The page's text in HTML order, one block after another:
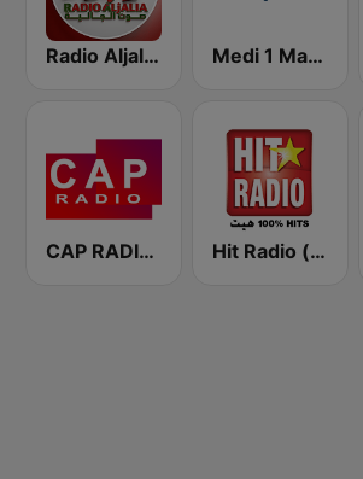
Radio Aljalia - راديو الجالية Medi 1 Maghreb (ميدى1 مغرب)
CAP RADIO MAROC Hit Radio (هيت راديو)